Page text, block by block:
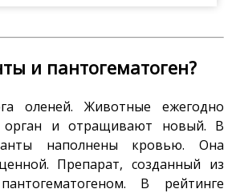
и пантогематоген?
оленей. Животные ежегодно
орган и отращивают новый. В
наполнены кровью. Она
Препарат, созданный из
В рейтинге